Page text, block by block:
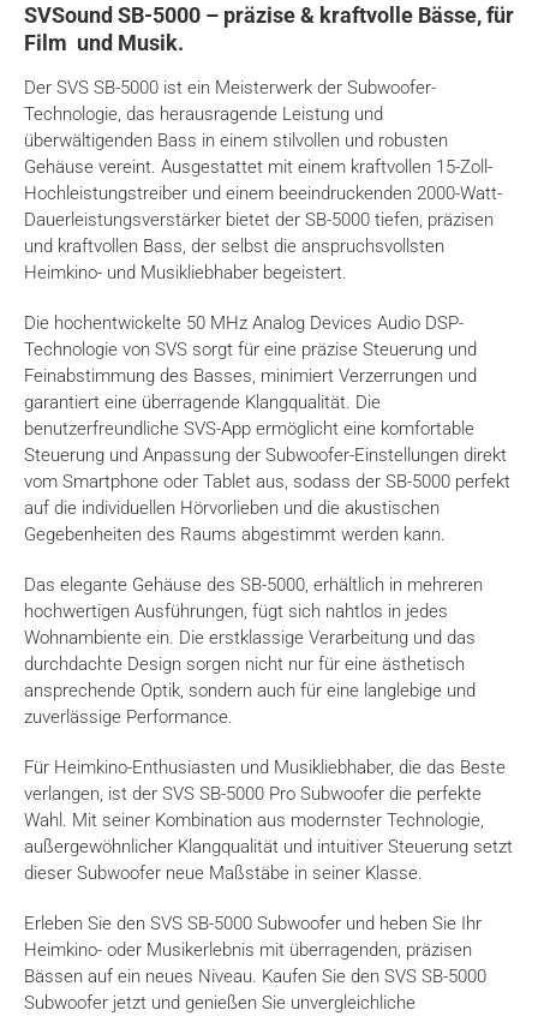
SVSound SB-5000 – präzise & kraftvolle Bässe, für
Film und Musik.
Der SVS SB-5000 ist ein Meisterwerk der Subwoofer-
Technologie, das herausragende Leistung und
überwältigenden Bass in einem stilvollen und robusten
Gehäuse vereint. Ausgestattet mit einem kraftvollen 15-Zoll-
Hochleistungstreiber und einem beeindruckenden 2000-Watt-
Dauerleistungsverstärker bietet der SB-5000 tiefen, präzisen
und kraftvollen Bass, der selbst die anspruchsvollsten
Heimkino- und Musikliebhaber begeistert.
Die hochentwickelte 50 MHz Analog Devices Audio DSP-
Technologie von SVS sorgt für eine präzise Steuerung und
Feinabstimmung des Basses, minimiert Verzerrungen und
garantiert eine überragende Klangqualität. Die
benutzerfreundliche SVS-App ermöglicht eine komfortable
Steuerung und Anpassung der Subwoofer-Einstellungen direkt
vom Smartphone oder Tablet aus, sodass der SB-5000 perfekt
auf die individuellen Hörvorlieben und die akustischen
Gegebenheiten des Raums abgestimmt werden kann.
Das elegante Gehäuse des SB-5000, erhältlich in mehreren
hochwertigen Ausführungen, fügt sich nahtlos in jedes
Wohnambiente ein. Die erstklassige Verarbeitung und das
durchdachte Design sorgen nicht nur für eine ästhetisch
ansprechende Optik, sondern auch für eine langlebige und
zuverlässige Performance.
Für Heimkino-Enthusiasten und Musikliebhaber, die das Beste
verlangen, ist der SVS SB-5000 Pro Subwoofer die perfekte
Wahl. Mit seiner Kombination aus modernster Technologie,
außergewöhnlicher Klangqualität und intuitiver Steuerung setzt
dieser Subwoofer neue Maßstäbe in seiner Klasse.
Erleben Sie den SVS SB-5000 Subwoofer und heben Sie Ihr
Heimkino- oder Musikerlebnis mit überragenden, präzisen
Bässen auf ein neues Niveau. Kaufen Sie den SVS SB-5000
Subwoofer jetzt und genießen Sie unvergleichliche